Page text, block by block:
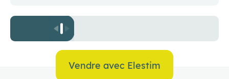
Vendre avec Elestim